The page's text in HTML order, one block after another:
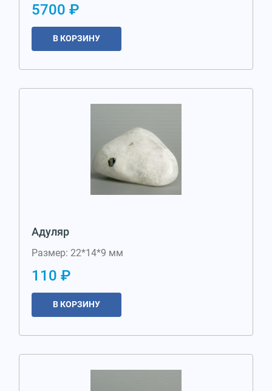
5700 ₽
В КОРЗИНУ
Адуляр
Размер: 22*14*9 мм
110 ₽
В КОРЗИНУ